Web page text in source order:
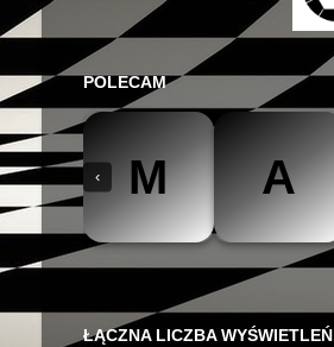
POLECAM
‹ M A
ŁĄCZNA LICZBA WYŚWIETLEŃ